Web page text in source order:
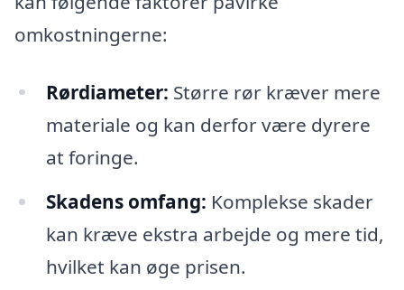
omkostningerne:
Rørdiameter: Større rør kræver mere
materiale og kan derfor være dyrere
at foringe.
Skadens omfang: Komplekse skader
kan kræve ekstra arbejde og mere tid,
hvilket kan øge prisen.